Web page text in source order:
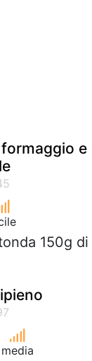
150g
media